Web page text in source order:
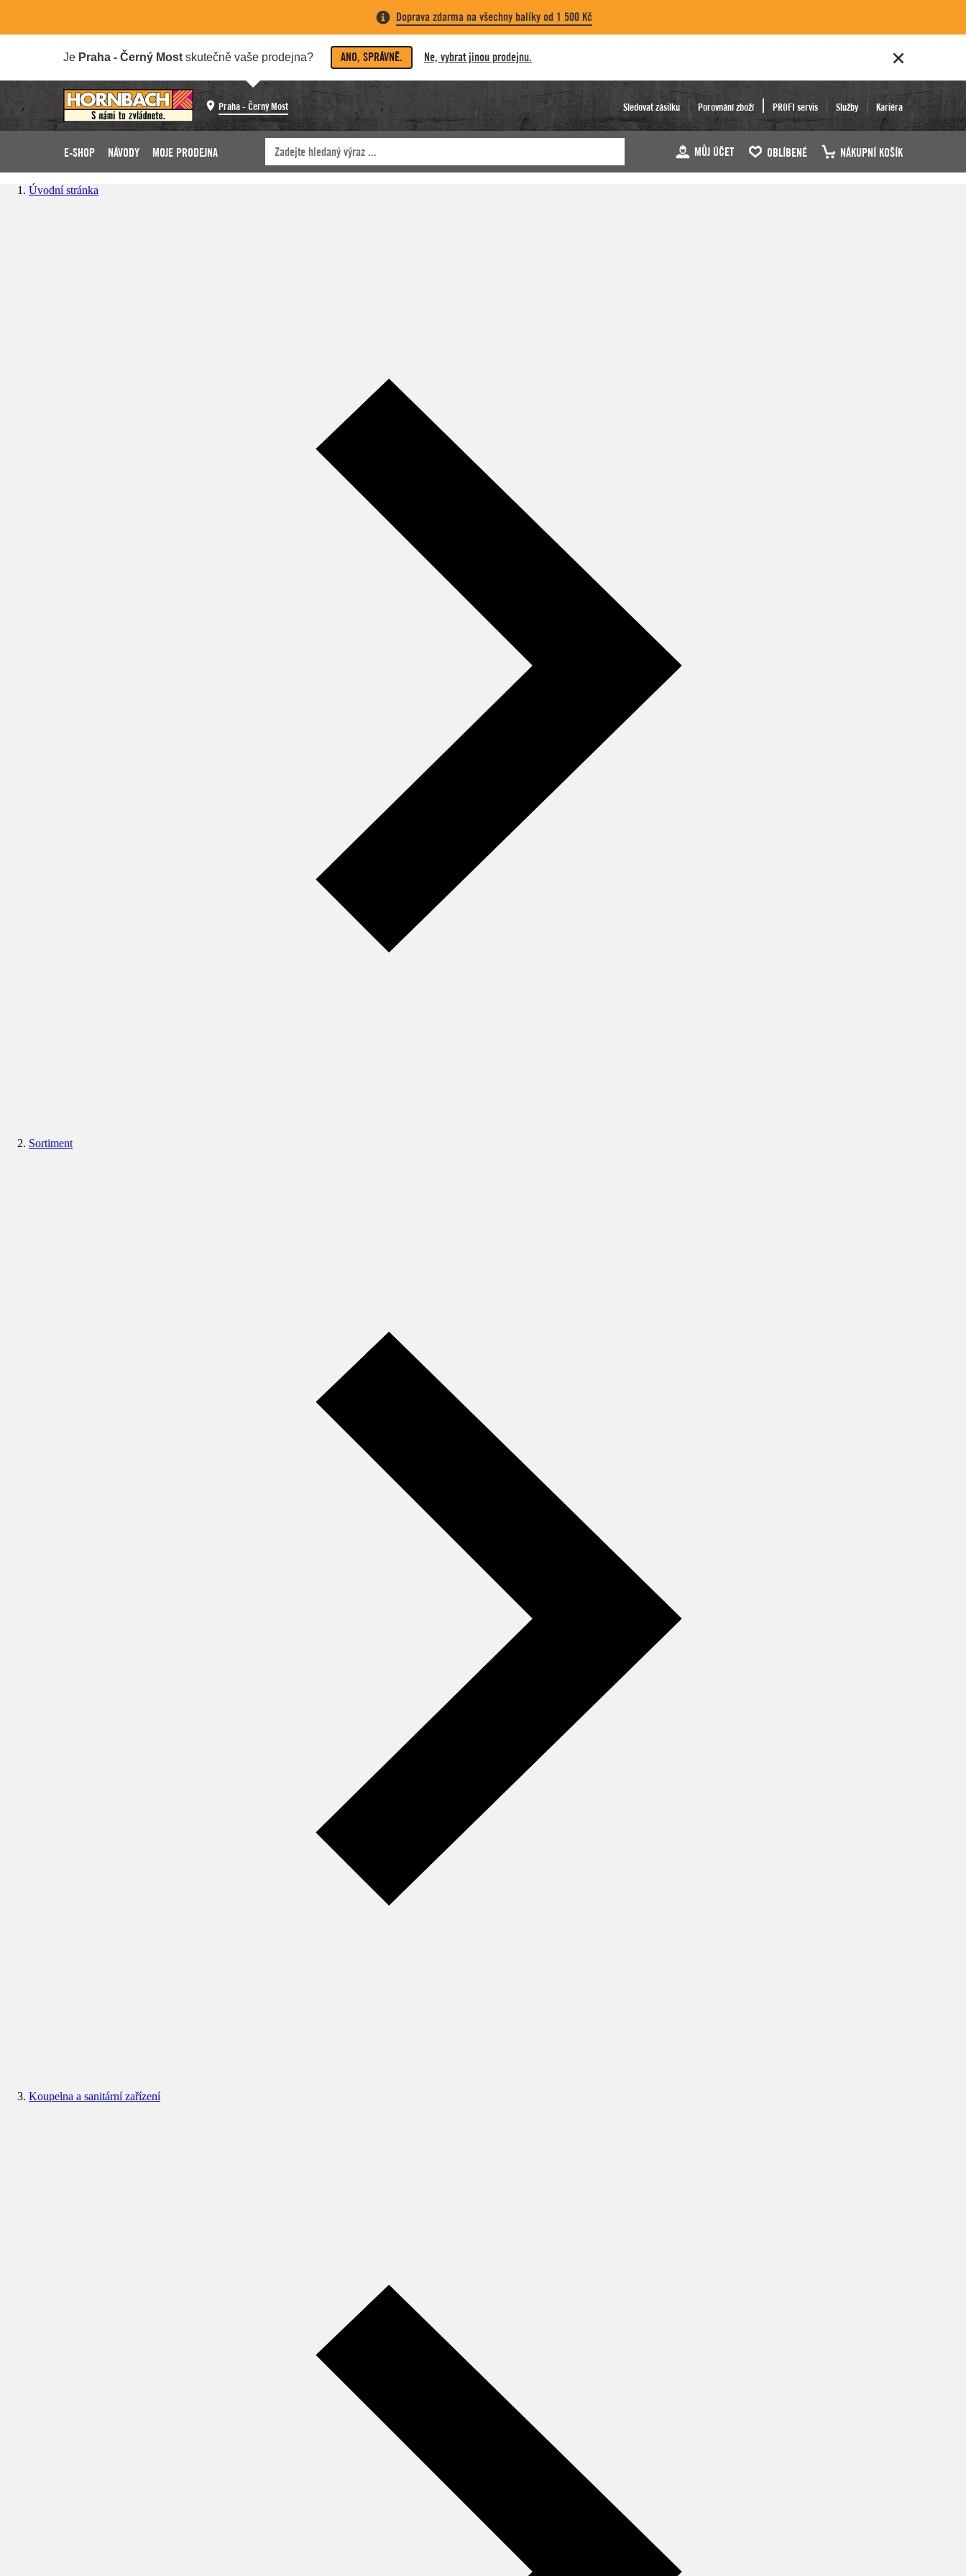
Doprava zdarma na všechny balíky od 1 500 Kč
Je Praha - Černý Most skutečně vaše prodejna? ANO, SPRÁVNĚ. Ne, vybrat jinou prodejnu.
Praha - Černý Most Sledovat zásilku Porovnání zboží PROFI servis Služby Kariéra
E-SHOP NÁVODY MOJE PRODEJNA MŮJ ÚČET OBLÍBENÉ NÁKUPNÍ KOŠÍK
Úvodní stránka
Sortiment
Koupelna a sanitární zařízení